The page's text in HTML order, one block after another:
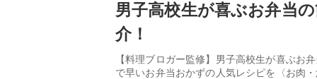
男子高校生が喜ぶお弁当
介！
【料理ブロガー監修】男子高校生が喜ぶお
で早いお弁当おかずの人気レシピを〈お肉